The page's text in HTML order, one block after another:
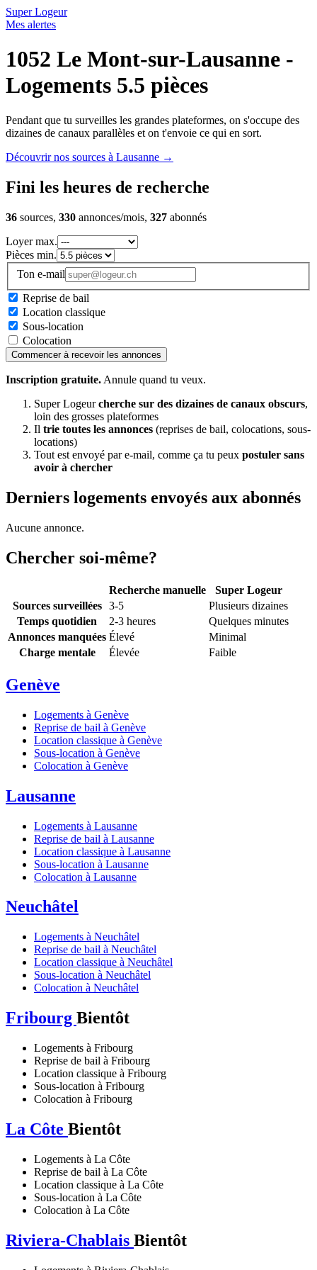
Super Logeur
Mes alertes
1052 Le Mont-sur-Lausanne -
Logements 5.5 pièces
Pendant que tu surveilles les grandes plateformes, on s'occupe des
dizaines de canaux parallèles et on t'envoie ce qui en sort.
Découvrir nos sources à Lausanne →
Fini les heures de recherche
36 sources, 330 annonces/mois, 327 abonnés
Loyer max.
Pièces min.
Ton e-mail
Reprise de bail
Location classique
Sous-location
Colocation
Commencer à recevoir les annonces
Inscription gratuite. Annule quand tu veux.
Super Logeurcherche sur des dizaines de canaux obscurs,
loin des grosses plateformes
Il trie toutes les annonces (reprises de bail, colocations, sous-
locations)
Tout est envoyé par e-mail, comme ça tu peux postuler sans
avoir à chercher
Derniers logements envoyés aux abonnés
Aucune annonce.
Chercher soi-même?
Recherche manuelle
Super Logeur
Sources surveillées
3-5
Plusieurs dizaines
Temps quotidien
2-3 heures
Quelques minutes
Annonces manquées Élevé
Minimal
Charge mentale
Élevée Faible
Genève
Logements à Genève
Reprise de bail à Genève
Location classique à Genève
Sous-location à Genève
Colocation à Genève
Lausanne
Logements à Lausanne
Reprise de bail à Lausanne
Location classique à Lausanne
Sous-location à Lausanne
Colocation à Lausanne
Neuchâtel
Logements à Neuchâtel
Reprise de bail à Neuchâtel
Location classique à Neuchâtel
Sous-location à Neuchâtel
Colocation à Neuchâtel
Fribourg Bientôt
Logements à Fribourg
Reprise de bail à Fribourg
Location classique à Fribourg
Sous-location à Fribourg
Colocation à Fribourg
La Côte Bientôt
Logements à La Côte
Reprise de bail à La Côte
Location classique à La Côte
Sous-location à La Côte
Colocation à La Côte
Riviera-Chablais Bientôt